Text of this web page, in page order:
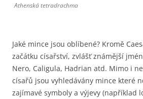
Athenská tetradrachma
Jaké mince jsou oblíbené? Kromě
začátku císařství, zvlášť známější
Nero, Caligula, Hadrian atd. Mimo i
císařů jsou vyhledávány mince které
zajímavé symboly a výjevy (například